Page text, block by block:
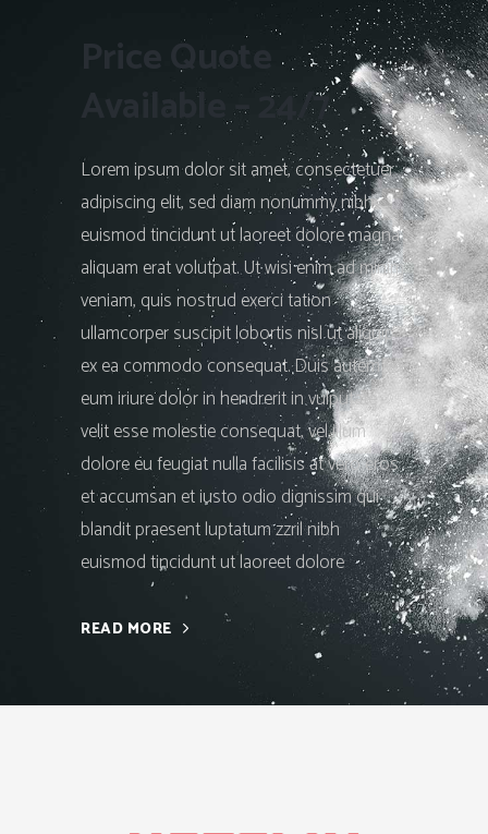
Price Quote
Available – 24/7
Lorem ipsum dolor sit amet, consectetuer
adipiscing elit, sed diam nonummy nibh
euismod tincidunt ut laoreet dolore magna
aliquam erat volutpat. Ut wisi enim ad minim
veniam, quis nostrud exerci tation
ullamcorper suscipit lobortis nisl ut aliquip
ex ea commodo consequat. Duis autem vel
eum iriure dolor in hendrerit in vulputate
velit esse molestie consequat, vel illum
dolore eu feugiat nulla facilisis at vero eros
et accumsan et iusto odio dignissim qui
blandit praesent luptatum zzril nibh
euismod tincidunt ut laoreet dolore
READ MORE